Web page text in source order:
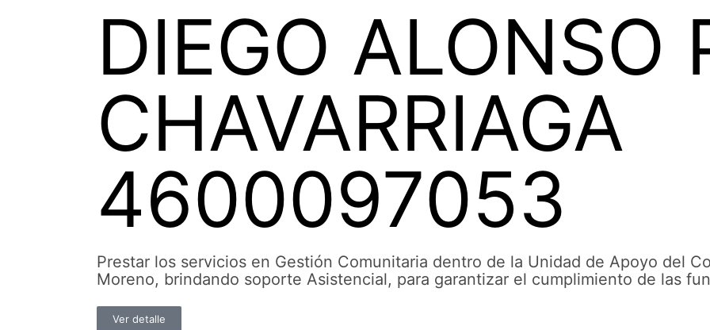
DIEGO ALONSO
CHAVARRIAGA
4600097053
Prestar los servicios en Gestión Comunitaria dentro de la Unidad de Apoyo del
Moreno, brindando soporte Asistencial, para garantizar el cumplimiento de las
Ver detalle